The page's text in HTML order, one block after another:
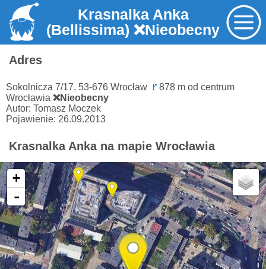
Krasnalka Anka
(Bellissima) ❌Nieobecny
Adres
Sokolnicza 7/17, 53-676 Wrocław 🚩878 m od centrum
Wrocławia ❌Nieobecny
Autor: Tomasz Moczek
Pojawienie: 26.09.2013
Krasnalka Anka na mapie Wrocławia
+
-